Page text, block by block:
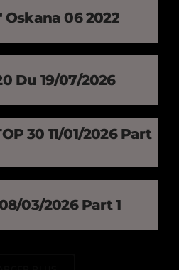
Oskana 06 2022
Du 19/07/2026
2026 Part
DJ TOP 30 08/03/2026 Part 1